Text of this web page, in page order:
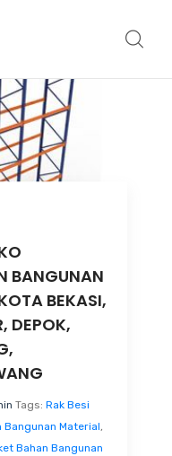
BANGUNAN
BEKASI,
DEPOK,
Tags: Rak Besi
Bangunan Material,
Bahan Bangunan